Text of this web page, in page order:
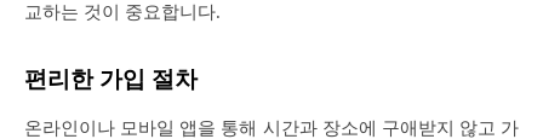
교하는 것이 중요합니다.
편리한 가입 절차
온라인이나 모바일 앱을 통해 시간과 장소에 구애받지 않고 가